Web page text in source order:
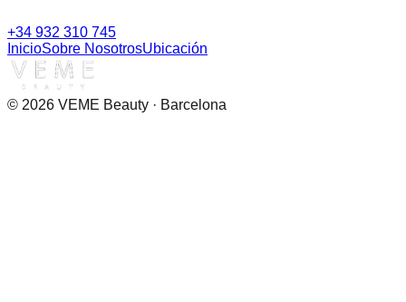
+34 932 310 745
InicioSobre NosotrosUbicación
© 2026 VEME Beauty · Barcelona